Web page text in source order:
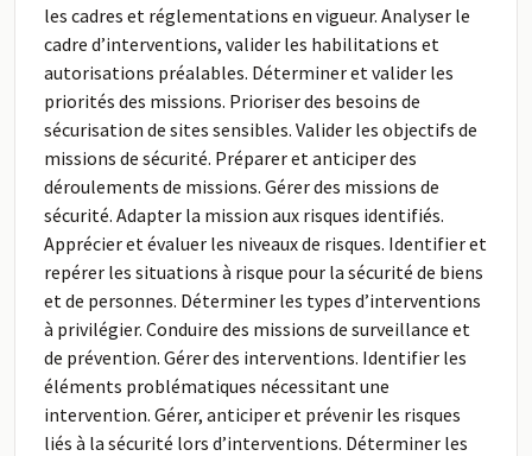
les cadres et réglementations en vigueur. Analyser le
cadre d’interventions, valider les habilitations et
autorisations préalables. Déterminer et valider les
priorités des missions. Prioriser des besoins de
sécurisation de sites sensibles. Valider les objectifs de
missions de sécurité. Préparer et anticiper des
déroulements de missions. Gérer des missions de
sécurité. Adapter la mission aux risques identifiés.
Apprécier et évaluer les niveaux de risques. Identifier et
repérer les situations à risque pour la sécurité de biens
et de personnes. Déterminer les types d’interventions
à privilégier. Conduire des missions de surveillance et
de prévention. Gérer des interventions. Identifier les
éléments problématiques nécessitant une
intervention. Gérer, anticiper et prévenir les risques
liés à la sécurité lors d’interventions. Déterminer les